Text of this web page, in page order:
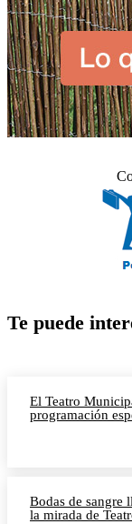
Te puede
El Teatro
programación
Bodas de sangre
la mirada de